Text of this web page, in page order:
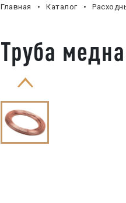
Главная Каталог
Труба